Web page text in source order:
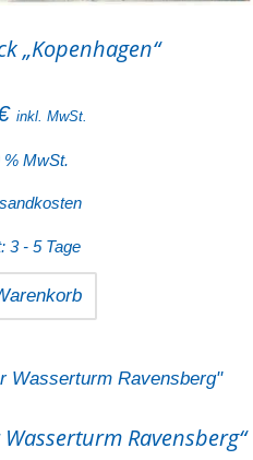
„Kopenhagen“
inkl. MwSt.
% MwSt.
3 - 5 Tage
Ravensberg“